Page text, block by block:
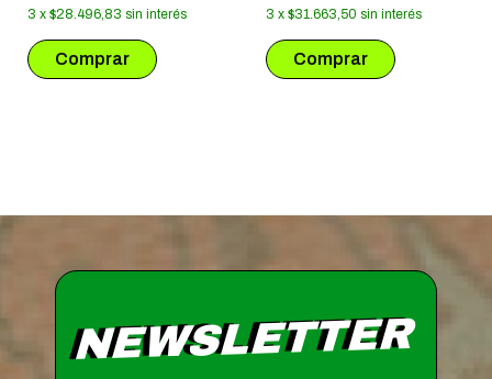
3 x $28.496,83 sin interés
3 x $31.663,50 sin interés
NEWSLETTER